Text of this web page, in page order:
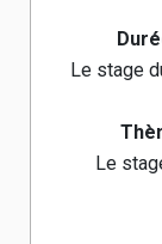
Le stage
Le